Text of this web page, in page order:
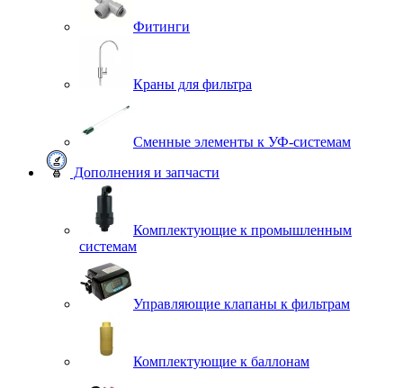
Фитинги
Краны для фильтра
Сменные элементы к УФ-системам
Дополнения и запчасти
Комплектующие к промышленным
системам
Управляющие клапаны к фильтрам
Комплектующие к баллонам